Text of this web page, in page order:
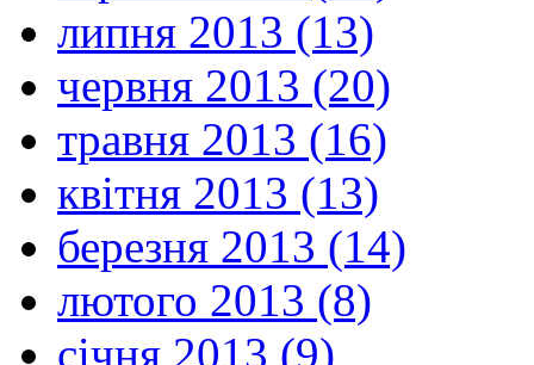
липня 2013 (13)
червня 2013 (20)
травня 2013 (16)
квітня 2013 (13)
березня 2013 (14)
лютого 2013 (8)
січня 2013 (9)